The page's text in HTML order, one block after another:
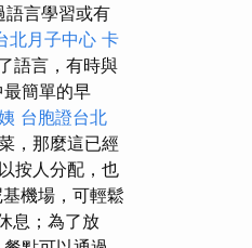
語言學習或有
北月子中心 卡
語言，有時與
簡單的早
台胞證台北
，那麼這已經
按人分配，也
機場，可輕鬆
息；為了放